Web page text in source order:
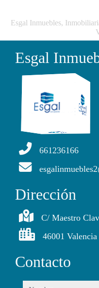
Esgal Inmuebles,
Esgal
661236166
Dirección
C/ Maestro
46001 Valencia
Contacto